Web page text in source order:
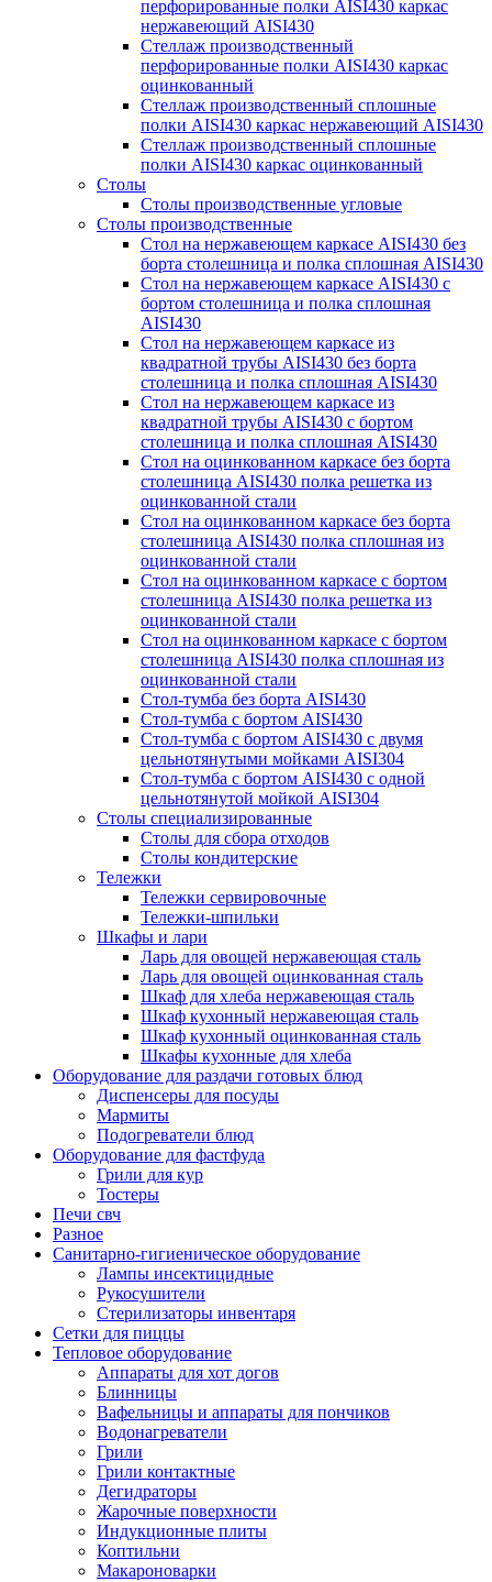
перфорированные полки AISI430 каркас
нержавеющий AISI430
Стеллаж производственный
перфорированные полки AISI430 каркас
оцинкованный
Стеллаж производственный сплошные
полки AISI430 каркас нержавеющий AISI430
Стеллаж производственный сплошные
полки AISI430 каркас оцинкованный
Столы
Столы производственные угловые
Столы производственные
Стол на нержавеющем каркасе AISI430 без
борта столешница и полка сплошная AISI430
Стол на нержавеющем каркасе AISI430 с
бортом столешница и полка сплошная
AISI430
Стол на нержавеющем каркасе из
квадратной трубы AISI430 без борта
столешница и полка сплошная AISI430
Стол на нержавеющем каркасе из
квадратной трубы AISI430 с бортом
столешница и полка сплошная AISI430
Стол на оцинкованном каркасе без борта
столешница AISI430 полка решетка из
оцинкованной стали
Стол на оцинкованном каркасе без борта
столешница AISI430 полка сплошная из
оцинкованной стали
Стол на оцинкованном каркасе с бортом
столешница AISI430 полка решетка из
оцинкованной стали
Стол на оцинкованном каркасе с бортом
столешница AISI430 полка сплошная из
оцинкованной стали
Стол-тумба без борта AISI430
Стол-тумба с бортом AISI430
Стол-тумба с бортом AISI430 с двумя
цельнотянутыми мойками AISI304
Стол-тумба с бортом AISI430 с одной
цельнотянутой мойкой AISI304
Столы специализированные
Столы для сбора отходов
Столы кондитерские
Тележки
Тележки сервировочные
Тележки-шпильки
Шкафы и лари
Ларь для овощей нержавеющая сталь
Ларь для овощей оцинкованная сталь
Шкаф для хлеба нержавеющая сталь
Шкаф кухонный нержавеющая сталь
Шкаф кухонный оцинкованная сталь
Шкафы кухонные для хлеба
Оборудование для раздачи готовых блюд
Диспенсеры для посуды
Мармиты
Подогреватели блюд
Оборудование для фастфуда
Грили для кур
Тостеры
Печи свч
Разное
Санитарно-гигиеническое оборудование
Лампы инсектицидные
Рукосушители
Стерилизаторы инвентаря
Сетки для пиццы
Тепловое оборудование
Аппараты для хот догов
Блинницы
Вафельницы и аппараты для пончиков
Водонагреватели
Грили
Грили контактные
Дегидраторы
Жарочные поверхности
Индукционные плиты
Коптильни
Макароноварки